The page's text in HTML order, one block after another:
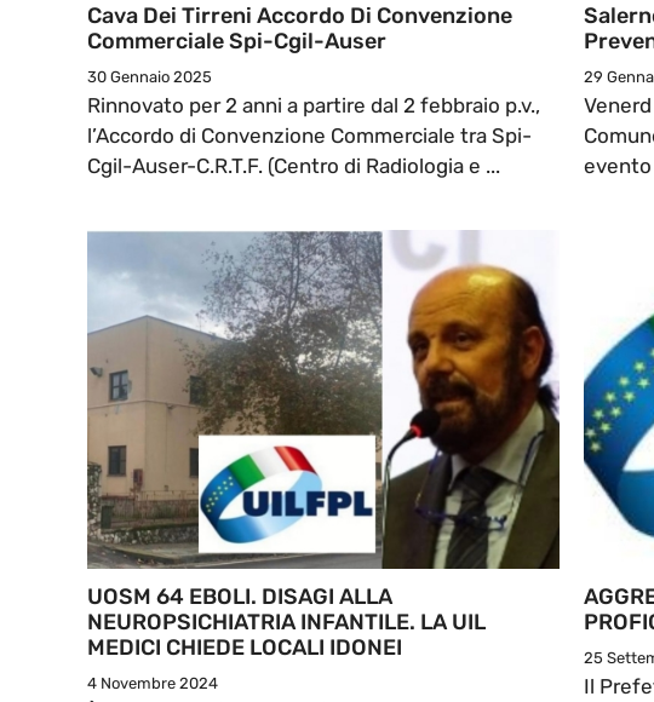
Cava Dei Tirreni Accordo Di Convenzione
Commerciale Spi-Cgil-Auser
30 Gennaio 2025
Rinnovato per 2 anni a partire dal 2 febbraio p.v.,
l’Accordo di Convenzione Commerciale tra Spi-
Cgil-Auser-C.R.T.F. (Centro di Radiologia e ...
29
evento
UOSM 64 EBOLI. DISAGI ALLA
NEUROPSICHIATRIA INFANTILE. LA UIL
MEDICI CHIEDE LOCALI IDONEI
4 Novembre 2024
25
Il